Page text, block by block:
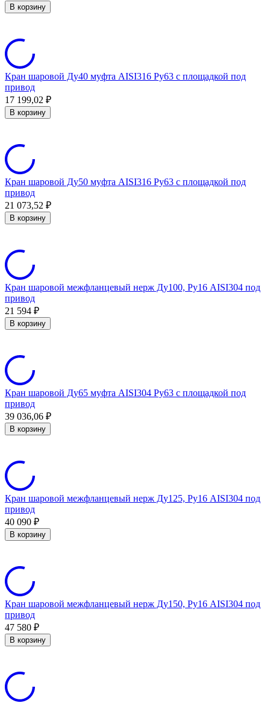
В корзину
Кран шаровой Ду40 муфта AISI316 Ру63 с площадкой под
привод
17 199,02 ₽
В корзину
Кран шаровой Ду50 муфта AISI316 Ру63 с площадкой под
привод
21 073,52 ₽
В корзину
Кран шаровой межфланцевый нерж Ду100, Ру16 AISI304 под
привод
21 594 ₽
В корзину
Кран шаровой Ду65 муфта AISI304 Ру63 с площадкой под
привод
39 036,06 ₽
В корзину
Кран шаровой межфланцевый нерж Ду125, Ру16 AISI304 под
привод
40 090 ₽
В корзину
Кран шаровой межфланцевый нерж Ду150, Ру16 AISI304 под
привод
47 580 ₽
В корзину